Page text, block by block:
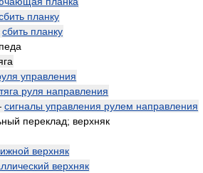
планку
сбить планку
управления
тяга руля направления
сигналы управления рулем направления
переклад; верхняк
верхняк
верхняк